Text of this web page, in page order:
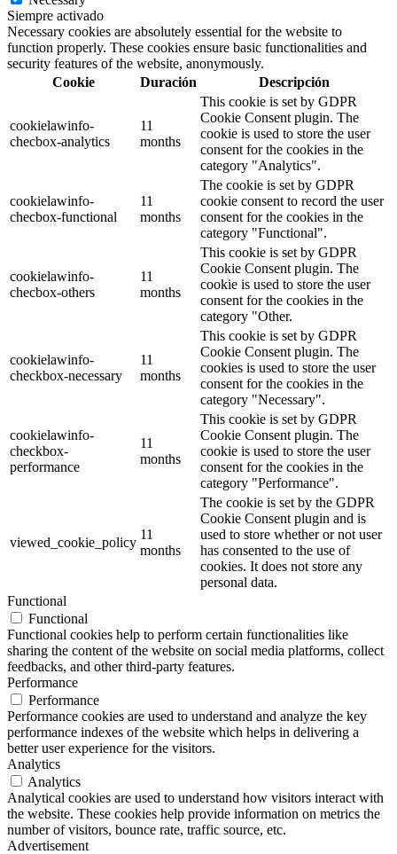
Siempre activado
Necessary cookies are absolutely essential for the website to
function properly. These cookies ensure basic functionalities and
security features of the website, anonymously.
Cookie
Duración Descripción
cookielawinfo-
checbox-analytics
11
months
This cookie is set by GDPR
Cookie Consent plugin. The
cookie is used to store the user
consent for the cookies in the
category "Analytics".
cookielawinfo-
checbox-functional
11
months
The cookie is set by GDPR
cookie consent to record the user
consent for the cookies in the
category "Functional".
cookielawinfo-
checbox-others
11
months
This cookie is set by GDPR
Cookie Consent plugin. The
cookie is used to store the user
consent for the cookies in the
category "Other.
cookielawinfo-
checkbox-necessary
11
months
This cookie is set by GDPR
Cookie Consent plugin. The
cookies is used to store the user
consent for the cookies in the
category "Necessary".
cookielawinfo-
checkbox-
performance
11
months
This cookie is set by GDPR
Cookie Consent plugin. The
cookie is used to store the user
consent for the cookies in the
category "Performance".
viewed_cookie_policy
11
months
The cookie is set by the GDPR
Cookie Consent plugin and is
used to store whether or not user
has consented to the use of
cookies. It does not store any
personal data.
Functional
Functional
Functional cookies help to perform certain functionalities like
sharing the content of the website on social media platforms, collect
feedbacks, and other third-party features.
Performance
Performance
Performance cookies are used to understand and analyze the key
performance indexes of the website which helps in delivering a
better user experience for the visitors.
Analytics
Analytics
Analytical cookies are used to understand how visitors interact with
the website. These cookies help provide information on metrics the
number of visitors, bounce rate, traffic source, etc.
Advertisement